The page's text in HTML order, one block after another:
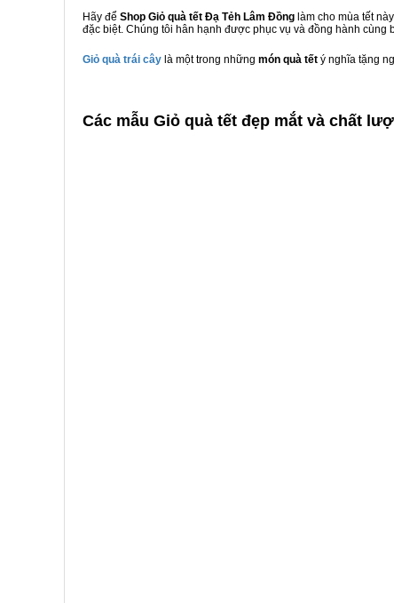
Hãy để Shop Giỏ quà tết Đạ Tẻh Lâm Đồng làm cho mùa tết
đặc biệt. Chúng tôi hân hạnh được phục vụ và đồng hành cùng
Giỏ quà trái cây là một trong những món quà tết ý nghĩa tặng
Các mẫu Giỏ quà tết đẹp mắt và chất